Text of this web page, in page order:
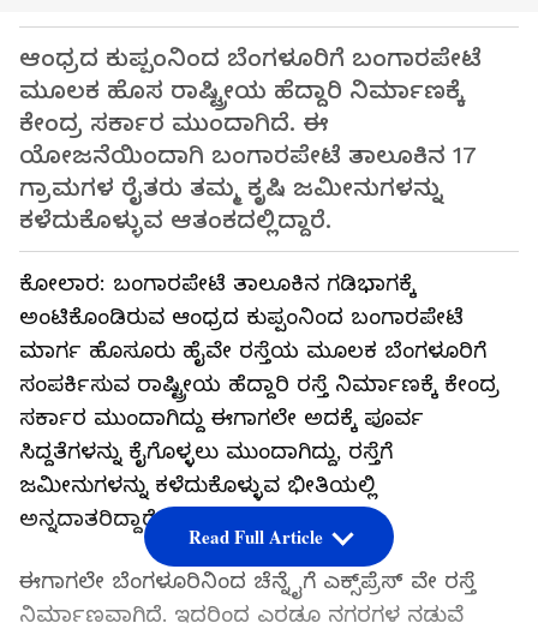
ಆಂಧ್ರದ ಕುಪ್ಪಂನಿಂದ ಬೆಂಗಳೂರಿಗೆ ಬಂಗಾರಪೇಟೆ
ಮೂಲಕ ಹೊಸ ರಾಷ್ಟ್ರೀಯ ಹೆದ್ದಾರಿ ನಿರ್ಮಾಣಕ್ಕೆ
ಕೇಂದ್ರ ಸರ್ಕಾರ ಮುಂದಾಗಿದೆ. ಈ
ಯೋಜನೆಯಿಂದಾಗಿ ಬಂಗಾರಪೇಟೆ ತಾಲೂಕಿನ 17
ಗ್ರಾಮಗಳ ರೈತರು ತಮ್ಮ ಕೃಷಿ ಜಮೀನುಗಳನ್ನು
ಕಳೆದುಕೊಳ್ಳುವ ಆತಂಕದಲ್ಲಿದ್ದಾರೆ.
ಕೋಲಾರ: ಬಂಗಾರಪೇಟೆ ತಾಲೂಕಿನ ಗಡಿಭಾಗಕ್ಕೆ
ಅಂಟಿಕೊಂಡಿರುವ ಆಂಧ್ರದ ಕುಪ್ಪಂನಿಂದ ಬಂಗಾರಪೇಟೆ
ಮಾರ್ಗ ಹೊಸೂರು ಹೈವೇ ರಸ್ತೆಯ ಮೂಲಕ ಬೆಂಗಳೂರಿಗೆ
ಸಂಪರ್ಕಿಸುವ ರಾಷ್ಟ್ರೀಯ ಹೆದ್ದಾರಿ ರಸ್ತೆ ನಿರ್ಮಾಣಕ್ಕೆ ಕೇಂದ್ರ
ಸರ್ಕಾರ ಮುಂದಾಗಿದ್ದು ಈಗಾಗಲೇ ಅದಕ್ಕೆ ಪೂರ್ವ
ಸಿದ್ದತೆಗಳನ್ನು ಕೈಗೊಳ್ಳಲು ಮುಂದಾಗಿದ್ದು, ರಸ್ತೆಗೆ
ಜಮೀನುಗಳನ್ನು ಕಳೆದುಕೊಳ್ಳುವ ಭೀತಿಯಲ್ಲಿ
ಅನ್ನದಾತರಿದ್ದಾರೆ.
ಈಗಾಗಲೇ ಬೆಂಗಳೂರಿನಿಂದ ಚೆನ್ನೈಗೆ ಎಕ್ಸ್‌ಪ್ರೆಸ್ ವೇ ರಸ್ತೆ
ನಿರ್ಮಾಣವಾಗಿದೆ. ಇದರಿಂದ ಎರಡೂ ನಗರಗಳ ನಡುವೆ
Read Full Article